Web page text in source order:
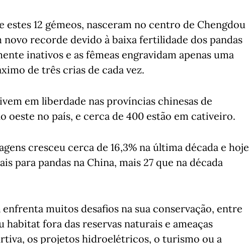
estes 12 gémeos, nasceram no centro de Chengdou
novo recorde devido à baixa fertilidade dos pandas
inativos e as fêmeas engravidam apenas uma
de três crias de cada vez.
em liberdade nas províncias chinesas de
oeste no país, e cerca de 400 estão em cativeiro.
cresceu cerca de 16,3% na última década e hoje
para pandas na China, mais 27 que na década
muitos desafios na sua conservação, entre
habitat fora das reservas naturais e ameaças
os projetos hidroelétricos, o turismo ou a